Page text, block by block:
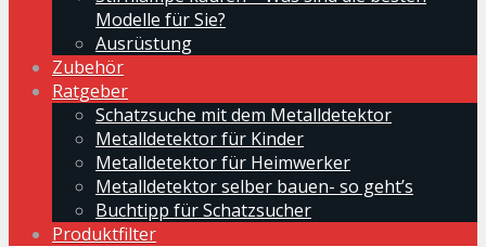
Modelle für Sie?
Ausrüstung
Zubehör
Ratgeber
Schatzsuche mit dem Metalldetektor
Metalldetektor für Kinder
Metalldetektor für Heimwerker
Metalldetektor selber bauen- so geht’s
Buchtipp für Schatzsucher
Produktfilter